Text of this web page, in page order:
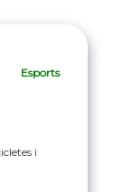
Esports
i